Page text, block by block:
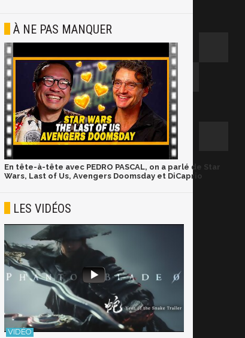
À NE PAS MANQUER
En tête-à-tête avec PEDRO PASCAL, on a parlé de Star
Wars, Last of Us, Avengers Doomsday et DiCaprio
LES VIDÉOS